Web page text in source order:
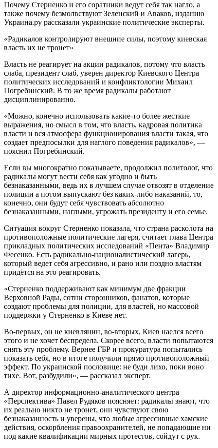
Почему Стерненко и его соратники ведут себя так нагло, а
также почему безмолвствуют Зеленский и Аваков, изданию
Украина.ру рассказали украинские политические эксперты.
«Радикалов контролируют внешние силы, поэтому киевская
власть их не тронет»
Власть не реагирует на акции радикалов, потому что власть
слаба, президент слаб, уверен директор Киевского Центра
политических исследований и конфликтологии Михаил
Погребинский. В то же время радикалы работают
дисциплинированно.
«Можно, конечно использовать какие-то более жесткие
выражения, но смысл в том, что власть, кадровая политика
власти и вся атмосфера функционирования власти такая, что
создает предпосылки для наглого поведения радикалов», —
пояснил Погребинский.
Если вы многократно показываете, продолжил политолог, что
радикалы могут вести себя как угодно и быть
безнаказанными, ведь их в лучшем случае отвозят в отделение
полиции а потом выпускают без каких-либо наказаний, то,
конечно, они будут себя чувствовать абсолютно
безнаказанными, наглыми, угрожать президенту и его семье.
Ситуация вокруг Стерненко показала, что страна расколота на
противоположные политические лагеря, считает глава Центра
прикладных политических исследований «Пента» Владимир
Фесенко. Есть радикально-националистический лагерь,
который ведет себя агрессивно, и рано или поздно властям
придётся на это реагировать.
«Стерненко поддерживают как минимум две фракции
Верховной Рады, сотни сторонников, фанатов, которые
создают проблемы для полиции, для властей, но массовой
поддержки у Стерненко в Киеве нет.
Во-первых, он не киевлянин, во-вторых, Киев наелся всего
этого и не хочет беспредела. Скорее всего, власти попытаются
снять эту проблему. Вернее ГБР и прокуратура попытались
показать себя, но в итоге получили прямо противоположный
эффект. По украинской пословице: не буди лихо, поки воно
тихе. Вот, разбудили», — рассказал эксперт.
А директор информационно-аналитического центра
«Перспектива» Павел Рудяков поясняет: радикалы знают, что
их реально никто не тронет, они чувствуют свою
безнаказанность и уверены, что любые агрессивные хамские
действия, оскорбления правоохранителей, не попадающие ни
под какие квалификации мирных протестов, сойдут с рук.